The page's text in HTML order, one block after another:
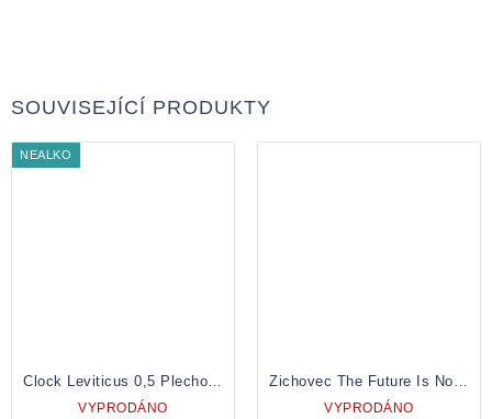
SOUVISEJÍCÍ PRODUKTY
NEALKO
VYPRODÁNO VYPRODÁNO